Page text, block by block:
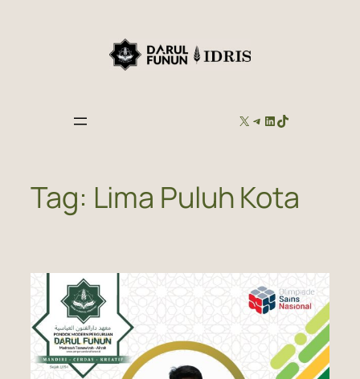
X TELEGRAM
LINKEDIN
TIKTOK
Tag: Lima Puluh Kota